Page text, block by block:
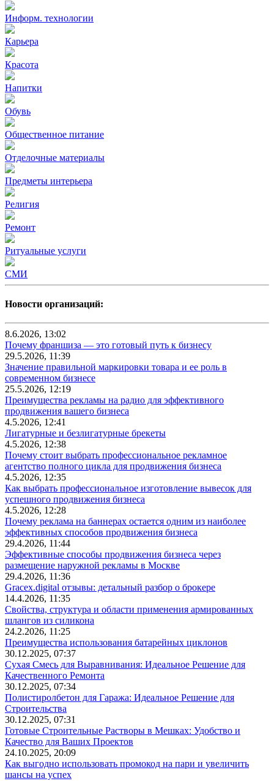
Информ. технологии
Карьера
Красота
Напитки
Обувь
Общественное питание
Отделочные материалы
Предметы интерьера
Религия
Ремонт
Ритуальные услуги
СМИ
Новости организаций:
8.6.2026, 13:02
Почему франшиза — это готовый путь к бизнесу
29.5.2026, 11:39
Значение правильной маркировки товара и ее роль в
современном бизнесе
25.5.2026, 12:19
Преимущества рекламы на радио для эффективного
продвижения вашего бизнеса
4.5.2026, 12:41
Лигатурные и безлигатурные брекеты
4.5.2026, 12:38
Почему стоит выбрать профессиональное рекламное
агентство полного цикла для продвижения бизнеса
4.5.2026, 12:35
Как выбрать профессиональное изготовление вывесок для
успешного продвижения бизнеса
4.5.2026, 12:28
Почему реклама на баннерах остается одним из наиболее
эффективных способов продвижения бизнеса
29.4.2026, 11:44
Эффективные способы продвижения бизнеса через
размещение наружной рекламы в Москве
29.4.2026, 11:36
Gracex.digital отзывы: детальный разбор о брокере
14.4.2026, 11:35
Свойства, структура и области применения армированных
шлангов из силикона
24.2.2026, 11:25
Преимущества использования батарейных циклонов
30.12.2025, 07:37
Сухая Смесь для Выравнивания: Идеальное Решение для
Качественного Ремонта
30.12.2025, 07:34
Полистиролбетон для Гаража: Идеальное Решение для
Строительства
30.12.2025, 07:31
Готовые Строительные Растворы в Мешках: Удобство и
Качество для Ваших Проектов
24.10.2025, 20:09
Как выгодно использовать промокод на пари и увеличить
шансы на успех